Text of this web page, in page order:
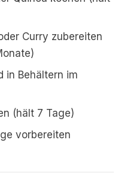
Curry zubereiten
in Behältern im
(hält 7 Tage)
vorbereiten